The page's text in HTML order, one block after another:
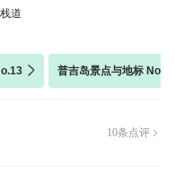
道
普吉岛景点与地标 No.11
10条点评 